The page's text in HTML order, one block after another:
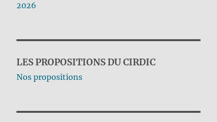
2026
LES PROPOSITIONS DU CIRDIC
Nos propositions